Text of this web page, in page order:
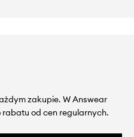
zakupie. W Answear
rabatu od cen regularnych.